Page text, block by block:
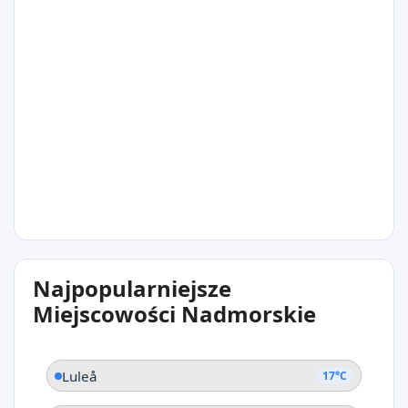
15°C
Piteå
Najpopularniejsze
Miejscowości Nadmorskie
Luleå 17°C